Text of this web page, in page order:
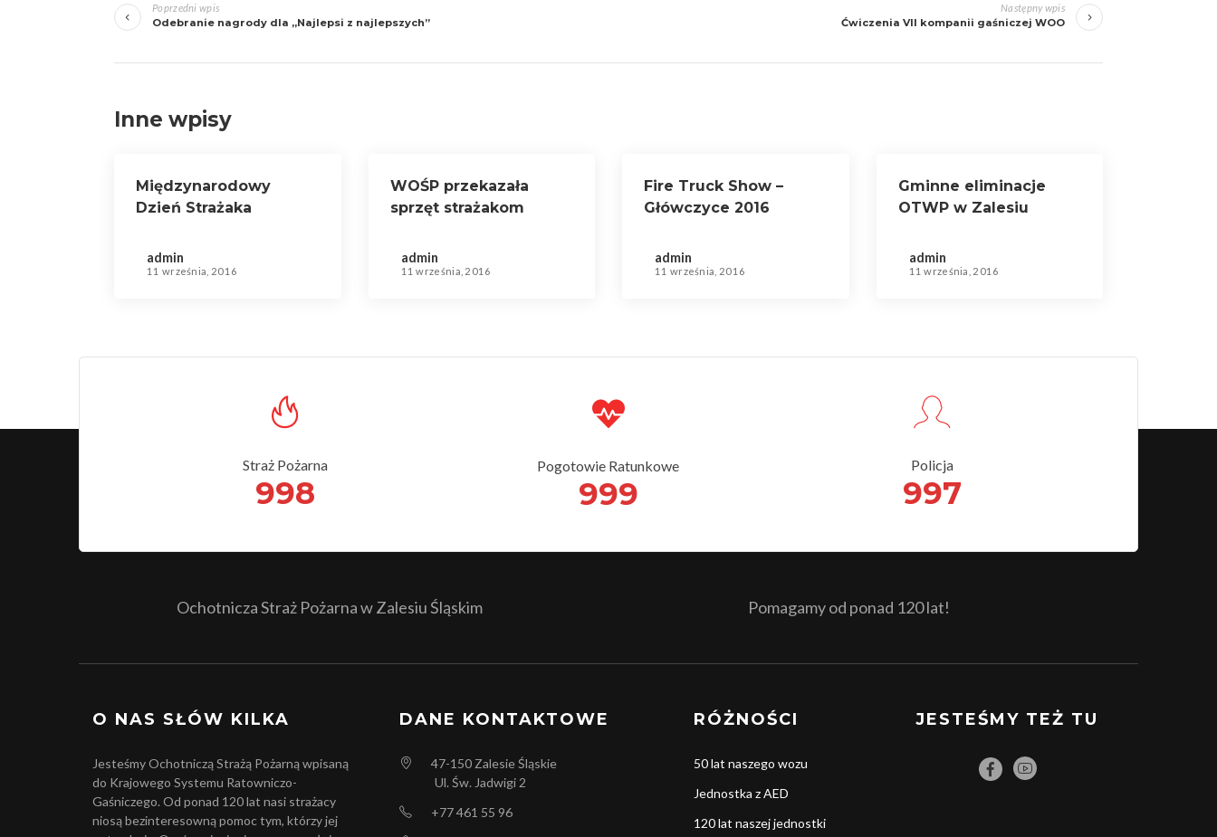
wpisy
Poprzedni wpis
Odebranie nagrody dla „Najlepsi z najlepszych”
Następny wpis
Ćwiczenia VII kompanii gaśniczej WOO
Inne wpisy
Międzynarodowy
Dzień Strażaka
admin
11 września, 2016
WOŚP przekazała
sprzęt strażakom
admin
11 września, 2016
Fire Truck Show –
Główczyce 2016
admin
11 września, 2016
Gminne eliminacje
OTWP w Zalesiu
admin
11 września, 2016
Straż Pożarna
998
Pogotowie Ratunkowe
999
Policja
997
Ochotnicza Straż Pożarna w Zalesiu Śląskim Pomagamy od ponad 120 lat!
O NAS SŁÓW KILKA
Jesteśmy Ochotniczą Strażą Pożarną wpisaną
do Krajowego Systemu Ratowniczo-
Gaśniczego. Od ponad 120 lat nasi strażacy
niosą bezinteresowną pomoc tym, którzy jej
DANE KONTAKTOWE
47-150 Zalesie Śląskie
Ul. Św. Jadwigi 2
+77 461 55 96
RÓŻNOŚCI
50 lat naszego wozu
Jednostka z AED
120 lat naszej jednostki
JESTEŚMY TEŻ TU